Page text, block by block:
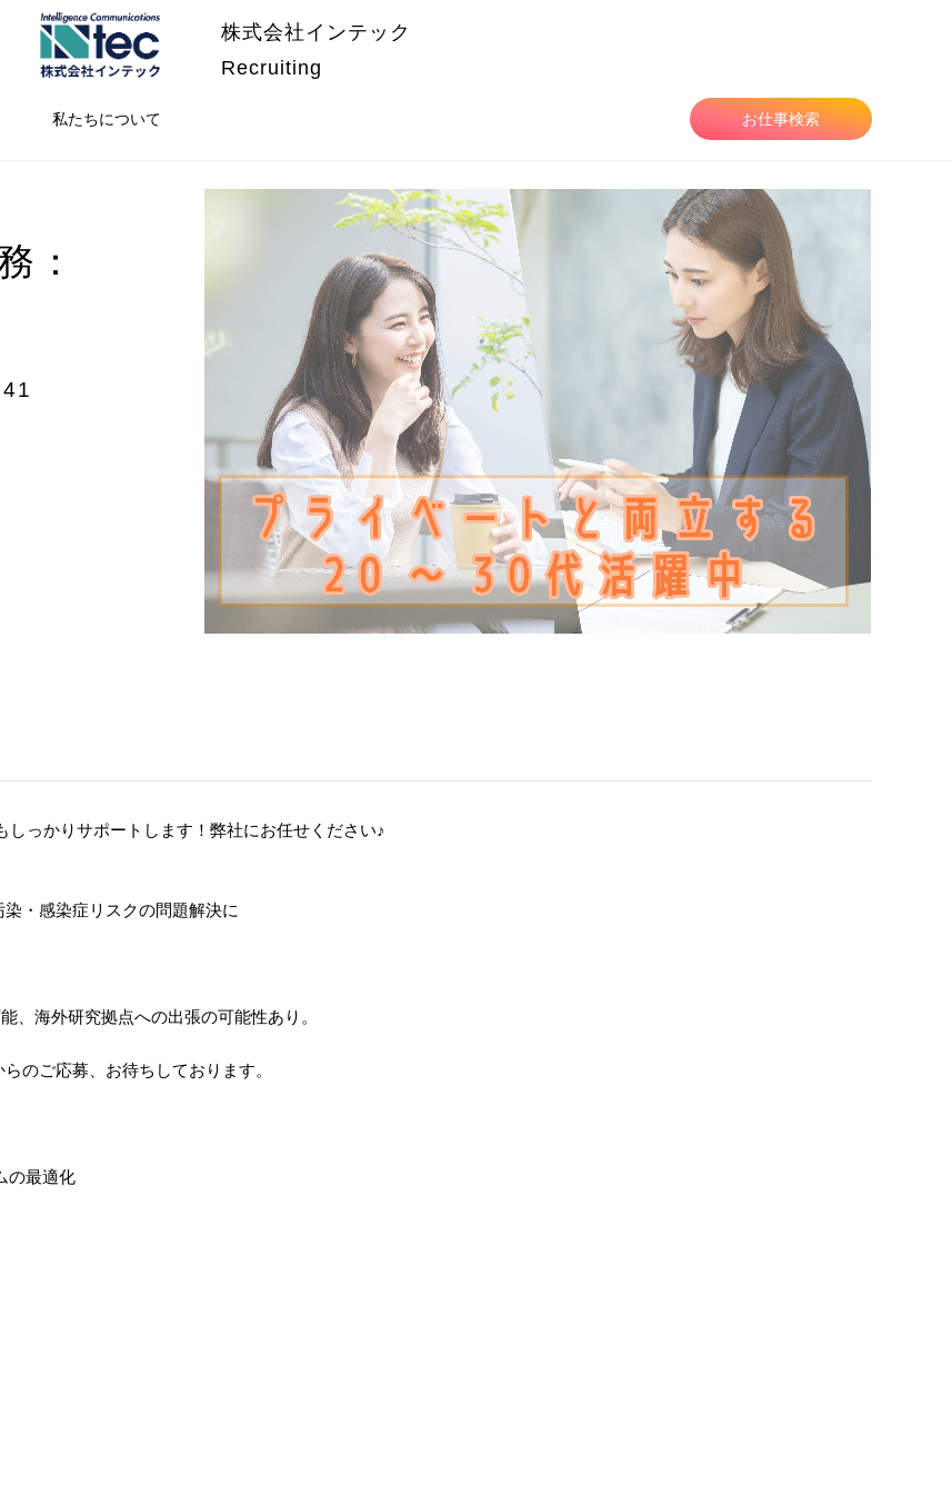
株式会社インテック
Recruiting
私たちについて お仕事検索
：
しっかりサポートします！弊社にお任せください♪
・感染症リスクの問題解決に
、海外研究拠点への出張の可能性あり。
のご応募、お待ちしております。
の最適化